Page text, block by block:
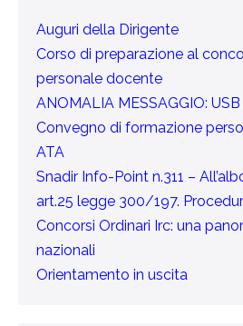
Auguri della Dirigente
Corso di preparazione al
personale docente
ANOMALIA MESSAGGIO:
Convegno di formazione
ATA
Snadir Info-Point n.311 –
art.25 legge 300/197.
Concorsi Ordinari Irc: una
nazionali
Orientamento in uscita